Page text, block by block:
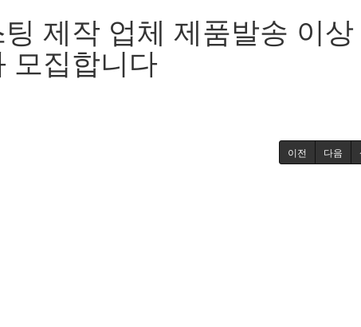
제작 업체 제품발송 이
모집합니다
이전 다음